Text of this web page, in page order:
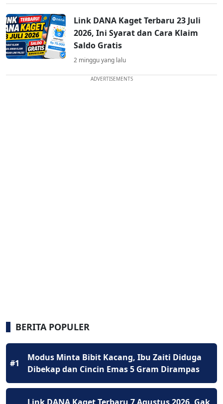
Link DANA Kaget Terbaru 23 Juli
2026, Ini Syarat dan Cara Klaim
Saldo Gratis
2 minggu yang lalu
ADVERTISEMENTS
BERITA POPULER
#1
Modus Minta Bibit Kacang, Ibu Zaiti Diduga
Dibekap dan Cincin Emas 5 Gram Dirampas